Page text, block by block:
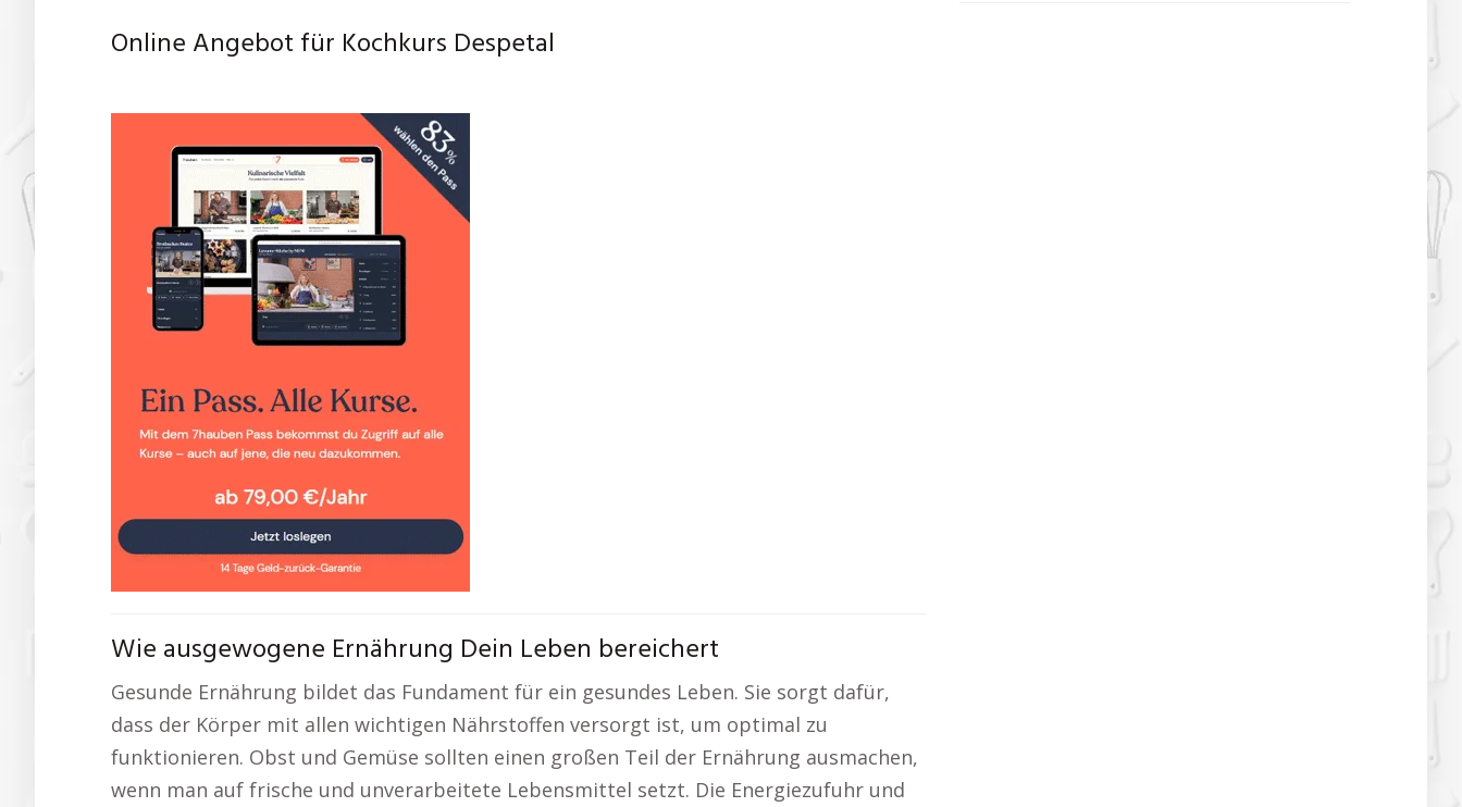
Online Angebot für Kochkurs Despetal
Wie ausgewogene Ernährung Dein Leben bereichert
Gesunde Ernährung bildet das Fundament für ein gesundes Leben. Sie sorgt dafür,
dass der Körper mit allen wichtigen Nährstoffen versorgt ist, um optimal zu
funktionieren. Obst und Gemüse sollten einen großen Teil der Ernährung ausmachen,
wenn man auf frische und unverarbeitete Lebensmittel setzt. Die Energiezufuhr und